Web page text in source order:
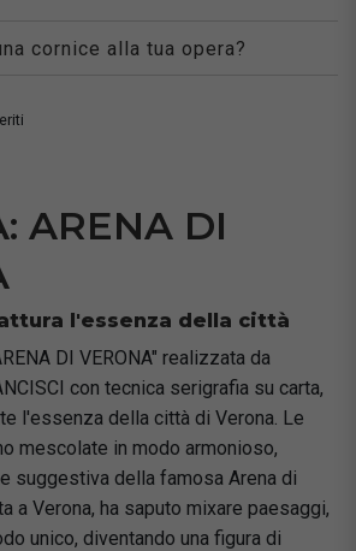
cornice alla tua opera?
ARENA DI
l'essenza della città
DI VERONA" realizzata da
con tecnica serigrafia su carta,
l'essenza della città di Verona. Le
mescolate in modo armonioso,
suggestiva della famosa Arena di
a Verona, ha saputo mixare paesaggi,
unico, diventando una figura di